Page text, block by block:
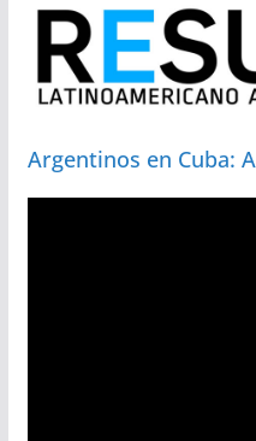
Argentinos en Cuba: